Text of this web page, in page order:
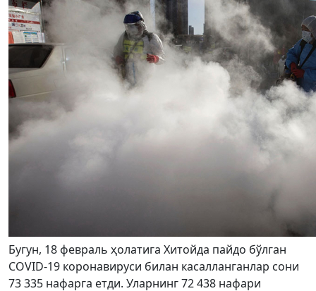
Бугун, 18 февраль ҳолатига Хитойда пайдо бўлган
COVID-19 коронавируси билан касалланганлар сони
73 335 нафарга етди. Уларнинг 72 438 нафари